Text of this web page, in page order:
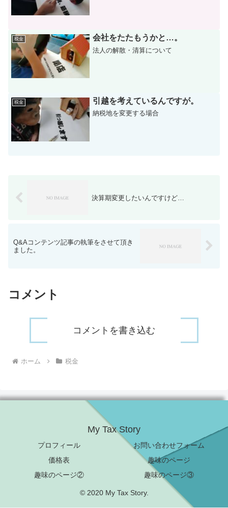
税金 会社をたたもうかと…。
法人の解散・清算について
税金 引越を考えているんですが。
納税地を変更する場合
決算期変更したいんですけど…
Q&Aコンテンツ記事の執筆をさせて頂き
ました。
コメント
コメントを書き込む
ホーム 税金
My Tax Story
プロフィール
お問い合わせフォーム
価格表
趣味のページ
趣味のページ②
趣味のページ③
© 2020 My Tax Story.